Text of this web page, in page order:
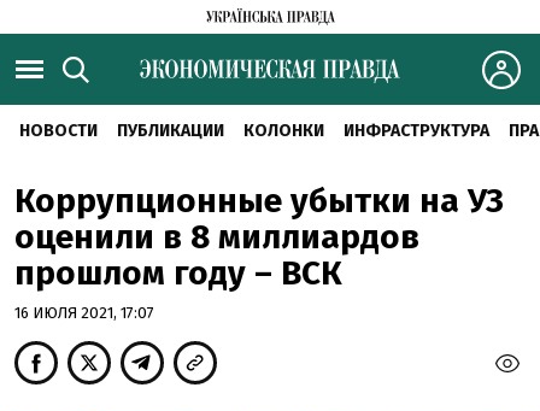
НОВОСТИ ПУБЛИКАЦИИ КОЛОНКИ ИНФРАСТРУКТУРА
Коррупционные убытки на УЗ
оценили в 8 миллиардов
прошлом году – ВСК
16 ИЮЛЯ 2021, 17:07